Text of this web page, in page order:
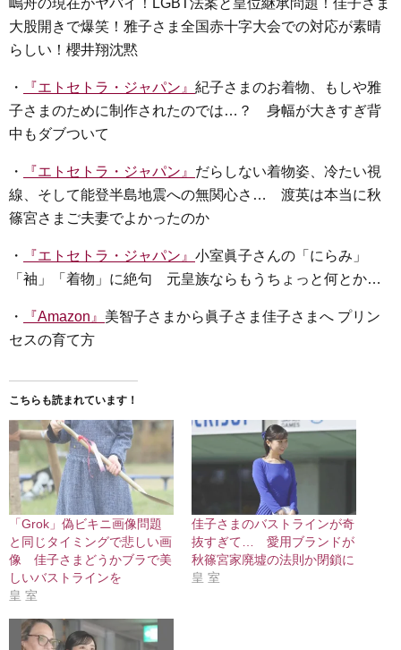
嶋舟の現在がヤバイ！LGBT法案と皇位継承問題！佳子さま
大股開きで爆笑！雅子さま全国赤十字大会での対応が素晴
らしい！櫻井翔沈黙
・ 『エトセトラ・ジャパン』 紀子さまのお着物、もしや雅
子さまのために制作されたのでは…？ 身幅が大きすぎ背
中もダブついて
・ 『エトセトラ・ジャパン』 だらしない着物姿、冷たい視
線、そして能登半島地震への無関心さ… 渡英は本当に秋
篠宮さまご夫妻でよかったのか
・ 『エトセトラ・ジャパン』 小室眞子さんの「にらみ」
「袖」「着物」に絶句 元皇族ならもうちょっと何とか…
・ 『Amazon』 美智子さまから眞子さま佳子さまへ プリン
セスの育て方
こちらも読まれています！
「Grok」偽ビキニ画像問題
と同じタイミングで悲しい画
像 佳子さまどうかブラで美
しいバストラインを
皇 室
佳子さまのバストラインが奇
抜すぎて… 愛用ブランドが
秋篠宮家廃墟の法則か閉鎖に
皇 室